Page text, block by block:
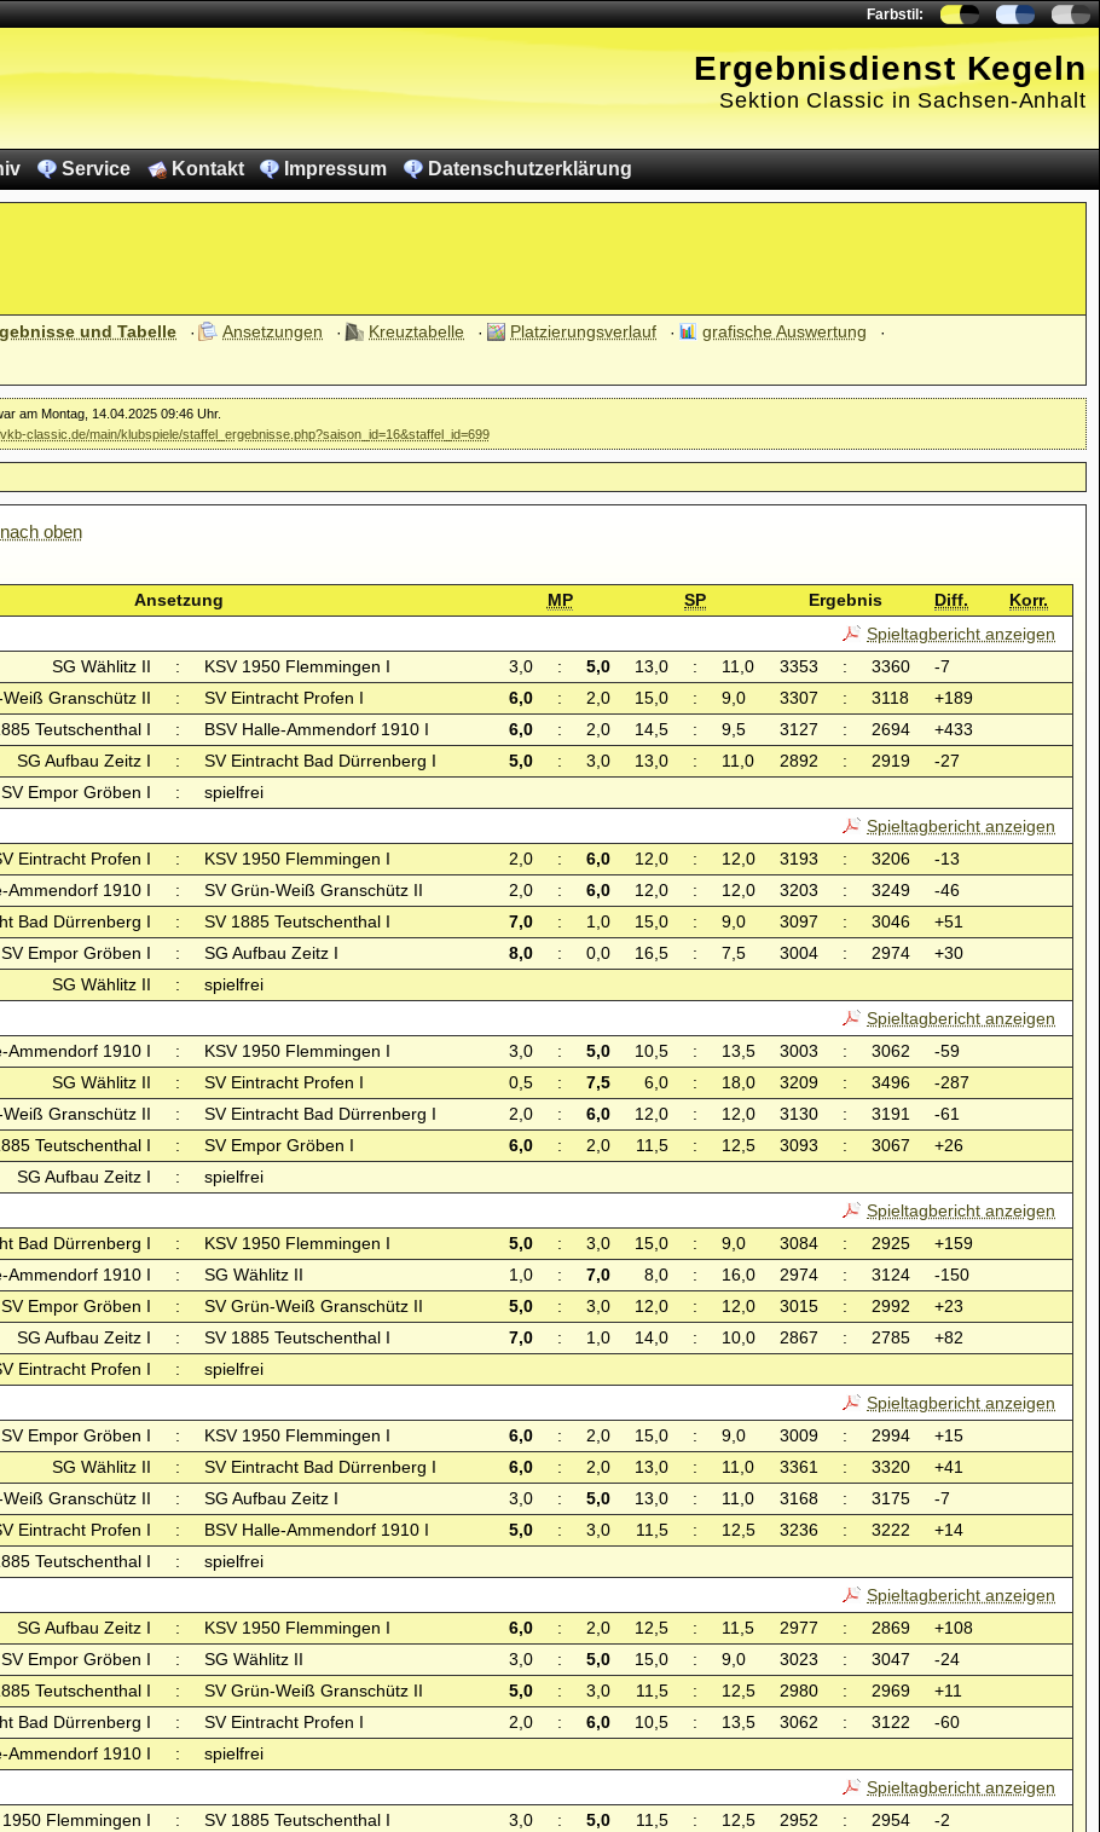
Farbstil:
Ergebnisdienst Kegeln
Sektion Classic in Sachsen-Anhalt
Service Kontakt Impressum Datenschutzerklärung
und Tabelle Ansetzungen Kreuztabelle Platzierungsverlauf
grafische Auswertung
am Montag, 14.04.2025 09:46 Uhr.
classic.de/main/klubspiele/staffel_ergebnisse.php?saison_id=16&staffel_id=699
nach oben
Ansetzung MP SP Ergebnis Diff.
Korr.
Spieltagbericht anzeigen
SG Wählitz II : KSV 1950 Flemmingen I 3,0 : 5,0 13,0 : 11,0 3353 : 3360
-7
Granschütz II : SV Eintracht Profen I 6,0 : 2,0 15,0 : 9,0 3307 : 3118
+189
Teutschenthal I : BSV Halle-Ammendorf 1910 I 6,0 : 2,0 14,5 : 9,5 3127 : 2694
+433
SG Aufbau Zeitz I : SV Eintracht Bad Dürrenberg I 5,0 : 3,0 13,0 : 11,0 2892 : 2919
-27
SV Empor Gröben I
:
spielfrei
Spieltagbericht anzeigen
Eintracht Profen I : KSV 1950 Flemmingen I 2,0 : 6,0 12,0 : 12,0 3193 : 3206
-13
Ammendorf 1910 I : SV Grün-Weiß Granschütz II 2,0 : 6,0 12,0 : 12,0 3203 : 3249
-46
Bad Dürrenberg I : SV 1885 Teutschenthal I 7,0 : 1,0 15,0 : 9,0 3097 : 3046
+51
SV Empor Gröben I : SG Aufbau Zeitz I 8,0 : 0,0 16,5 : 7,5 3004 : 2974
+30
SG Wählitz II
:
spielfrei
Spieltagbericht anzeigen
Ammendorf 1910 I : KSV 1950 Flemmingen I 3,0 : 5,0 10,5 : 13,5 3003 : 3062
-59
SG Wählitz II : SV Eintracht Profen I 0,5 : 7,5 6,0 : 18,0 3209 : 3496
-287
Granschütz II : SV Eintracht Bad Dürrenberg I 2,0 : 6,0 12,0 : 12,0 3130 : 3191
-61
Teutschenthal I : SV Empor Gröben I 6,0 : 2,0 11,5 : 12,5 3093 : 3067
+26
SG Aufbau Zeitz I
:
spielfrei
Spieltagbericht anzeigen
Bad Dürrenberg I : KSV 1950 Flemmingen I 5,0 : 3,0 15,0 : 9,0 3084 : 2925
+159
Ammendorf 1910 I : SG Wählitz II 1,0 : 7,0 8,0 : 16,0 2974 : 3124
-150
SV Empor Gröben I : SV Grün-Weiß Granschütz II 5,0 : 3,0 12,0 : 12,0 3015 : 2992
+23
SG Aufbau Zeitz I : SV 1885 Teutschenthal I 7,0 : 1,0 14,0 : 10,0 2867 : 2785
+82
Eintracht Profen I
:
spielfrei
Spieltagbericht anzeigen
SV Empor Gröben I : KSV 1950 Flemmingen I 6,0 : 2,0 15,0 : 9,0 3009 : 2994
+15
SG Wählitz II : SV Eintracht Bad Dürrenberg I 6,0 : 2,0 13,0 : 11,0 3361 : 3320
+41
Granschütz II : SG Aufbau Zeitz I 3,0 : 5,0 13,0 : 11,0 3168 : 3175
-7
Eintracht Profen I : BSV Halle-Ammendorf 1910 I 5,0 : 3,0 11,5 : 12,5 3236 : 3222
+14
Teutschenthal I
:
spielfrei
Spieltagbericht anzeigen
SG Aufbau Zeitz I : KSV 1950 Flemmingen I 6,0 : 2,0 12,5 : 11,5 2977 : 2869
+108
SV Empor Gröben I : SG Wählitz II 3,0 : 5,0 15,0 : 9,0 3023 : 3047
-24
Teutschenthal I : SV Grün-Weiß Granschütz II 5,0 : 3,0 11,5 : 12,5 2980 : 2969
+11
Bad Dürrenberg I : SV Eintracht Profen I 2,0 : 6,0 10,5 : 13,5 3062 : 3122
-60
Ammendorf 1910 I
:
spielfrei
Spieltagbericht anzeigen
1950 Flemmingen I : SV 1885 Teutschenthal I 3,0 : 5,0 11,5 : 12,5 2952 : 2954
-2